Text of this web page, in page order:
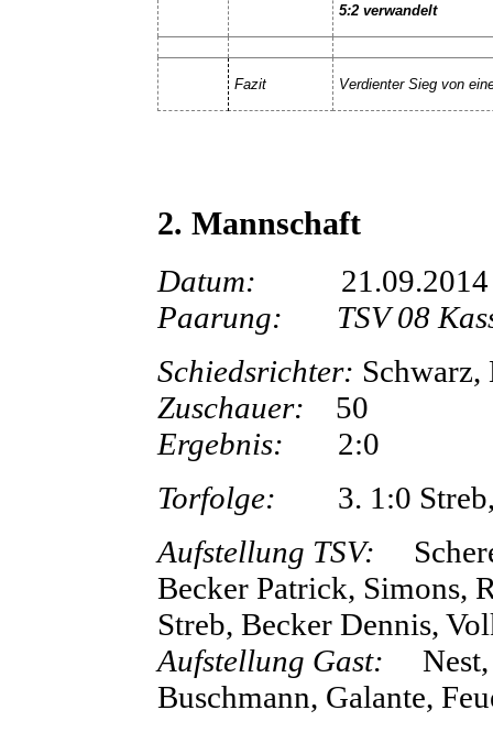
5:2 verwandelt
Fazit Verdienter Sieg von
2. Mannschaft
Datum: 21.09.2014
Paarung:
TSV 08
Schiedsrichter:
Zuschauer: 50
Ergebnis:
Torfolge: 3. 1:0 Streb,
Aufstellung TSV:
Becker Patrick, Simons,
Streb, Becker Dennis,
Aufstellung Gast: Nest,
Buschmann, Galante,